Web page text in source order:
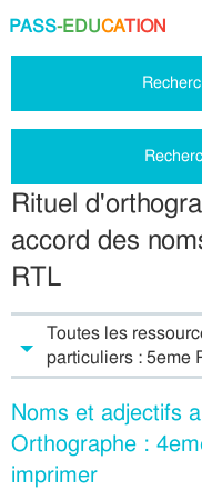
PASS-EDUCATION
Rituel
accord des
RTL
Toutes les
particuliers : 5eme
Noms et adjectifs
Orthographe :
imprimer